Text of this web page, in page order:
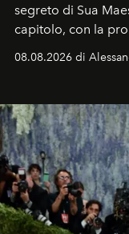
segreto di Sua
capitolo, con la
dell’attore
Craig, però, regna
08.08.2026 di